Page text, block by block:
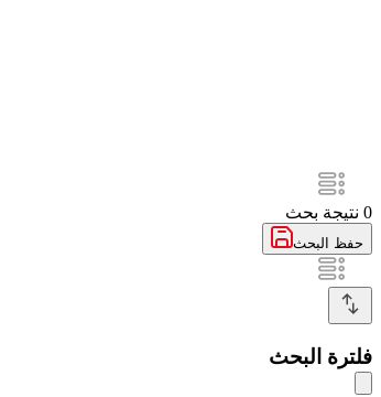
0 نتيجة بحث
حفظ البحث
فلترة البحث